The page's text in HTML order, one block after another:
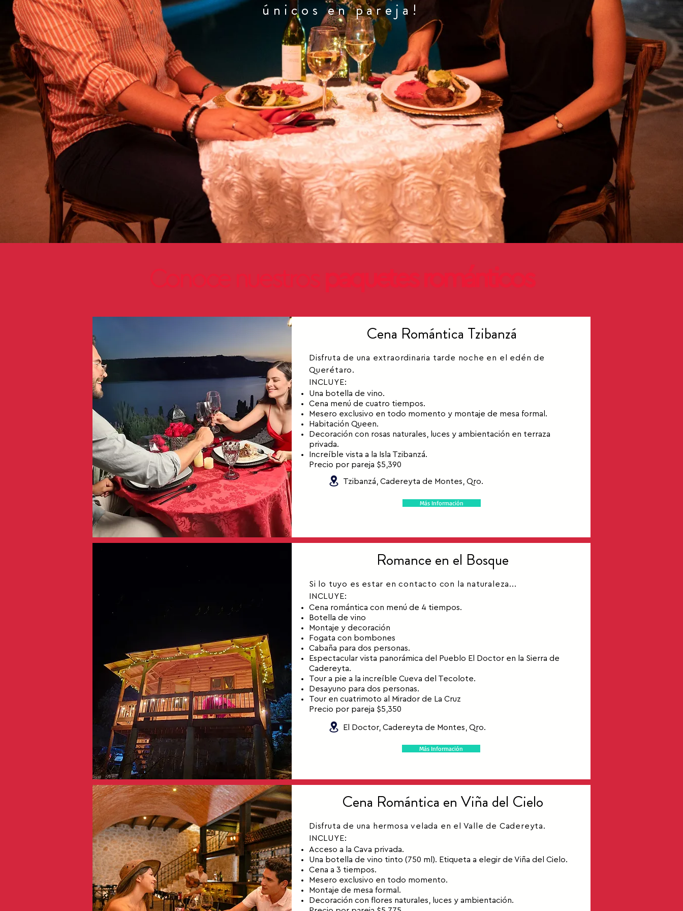
únicos en pareja!
Cena Romántica Tzibanzá
Disfruta de una extraordinaria tarde noche en el edén de
Querétaro.
INCLUYE:
Una botella de vino.
Cena menú de cuatro tiempos.
Mesero exclusivo en todo momento y montaje de mesa formal.
Habitación Queen.
Decoración con rosas naturales, luces y ambientación en terraza
privada.
Increíble vista a la Isla Tzibanzá.
Precio por pareja $5,390
Tzibanzá, Cadereyta de Montes, Qro.
Más Información
Romance en el Bosque
Si lo tuyo es estar en contacto con la naturaleza...
INCLUYE:
Cena romántica con menú de 4 tiempos.
Botella de vino
Montaje y decoración
Fogata con bombones
Cabaña para dos personas.
Espectacular vista panorámica del Pueblo El Doctor en la Sierra de
Cadereyta.
Tour a pie a la increíble Cueva del Tecolote.
Desayuno para dos personas.
Tour en cuatrimoto al Mirador de La Cruz
Precio por pareja $5,350
El Doctor, Cadereyta de Montes, Qro.
Más Información
Cena Romántica en Viña del Cielo
Disfruta de una hermosa velada en el Valle de Cadereyta.
INCLUYE:
Acceso a la Cava privada.
Una botella de vino tinto (750 ml). Etiqueta a elegir de Viña del Cielo.
Cena a 3 tiempos.
Mesero exclusivo en todo momento.
Montaje de mesa formal.
Decoración con flores naturales, luces y ambientación.